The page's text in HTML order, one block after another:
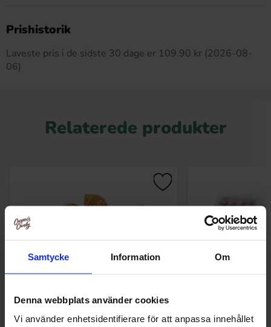
Samtycke Information Om
Denna webbplats använder cookies
Vi använder enhetsidentifierare för att anpassa innehållet
Prishistorik
Laveste pris i de sidste 30 dage er 109.90 kr (2026-08-
06)
Relaterede produkter
Roshen Bim Bom Fruktkarameller 1kg Dr Sour